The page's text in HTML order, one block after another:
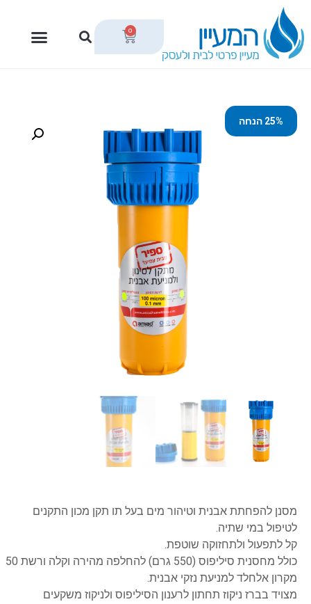
0
25% הנחה
מסנן להפחתת אבנית וטיהור מים בעל תו תקן מכון התקנים
לטיפול במי שתיה.
קל לתפעול ולתחזוקה שוטפת.
כולל מחסנית סיליפוס (550 גרם) להחלפה מהירה וקלה ורשת 50
מקרון אלחלד למניעת נזקי אבנית.
מצויד בברז ניקוז תחתון לרענון הסיליפוס ולניקוז משקעים